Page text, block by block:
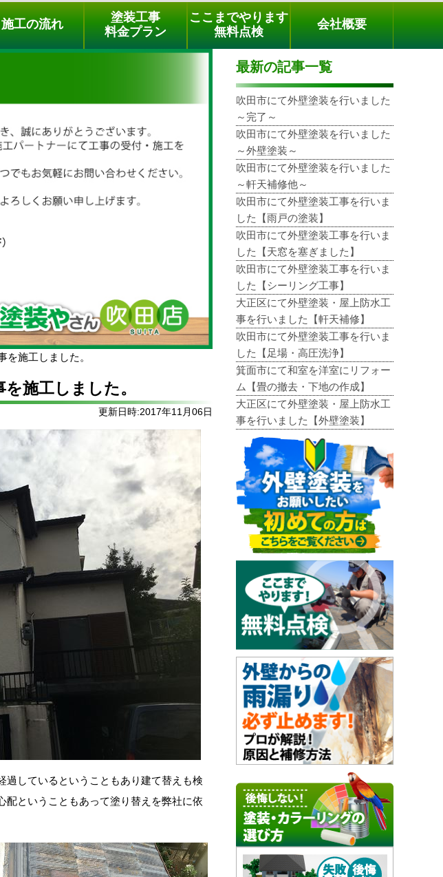
無料点検
電話でのご相談
[9時～18時まで受付中]
phone
施工の流れ
塗装工事
料金プラン
ここまでやります
無料点検
会社概要
を施工しました。
施工しました。
更新日時:2017年11月06日
しているということもあり建て替えも検
ということもあって塗り替えを弊社に依
最新の記事一覧
吹田市にて外壁塗装を行いました
～完了～
吹田市にて外壁塗装を行いました
～外壁塗装～
吹田市にて外壁塗装を行いました
～軒天補修他～
吹田市にて外壁塗装工事を行いま
した【雨戸の塗装】
吹田市にて外壁塗装工事を行いま
した【天窓を塞ぎました】
吹田市にて外壁塗装工事を行いま
した【シーリング工事】
大正区にて外壁塗装・屋上防水工
事を行いました【軒天補修】
吹田市にて外壁塗装工事を行いま
した【足場・高圧洗浄】
箕面市にて和室を洋室にリフォー
ム【畳の撤去・下地の作成】
大正区にて外壁塗装・屋上防水工
事を行いました【外壁塗装】